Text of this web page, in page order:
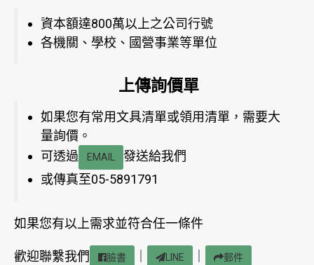
資本額達800萬以上之公司行號
各機關、學校、國營事業等單位
上傳詢價單
如果您有常用文具清單或領用清單，需要大
量詢價。
可透過
EMAIL
發送給我們
或傳真至05-5891791
如果您有以上需求並符合任一條件
歡迎聯繫我們 臉書 LINE 郵件